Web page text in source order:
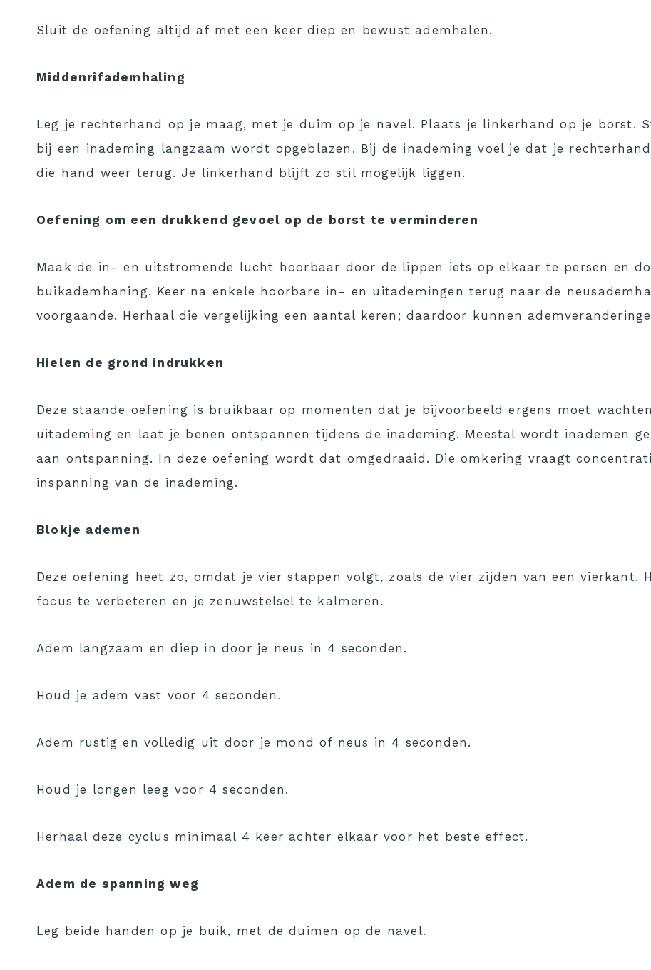
Sluit de oefening altijd af met een keer diep en bewust ademhalen.
Middenrifademhaling
Leg je rechterhand op je maag, met je duim op je navel. Plaats je linkerhand op je borst.
bij een inademing langzaam wordt opgeblazen. Bij de inademing voel je dat je
die hand weer terug. Je linkerhand blijft zo stil mogelijk liggen.
Oefening om een drukkend gevoel op de borst te verminderen
Maak de in- en uitstromende lucht hoorbaar door de lippen iets op elkaar te persen en
buikademhaning. Keer na enkele hoorbare in- en uitademingen terug naar de
voorgaande. Herhaal die vergelijking een aantal keren; daardoor kunnen
Hielen de grond indrukken
Deze staande oefening is bruikbaar op momenten dat je bijvoorbeeld ergens moet
uitademing en laat je benen ontspannen tijdens de inademing. Meestal wordt inademen
aan ontspanning. In deze oefening wordt dat omgedraaid. Die omkering vraagt
inspanning van de inademing.
Blokje ademen
Deze oefening heet zo, omdat je vier stappen volgt, zoals de vier zijden van een vierkant.
focus te verbeteren en je zenuwstelsel te kalmeren.
Adem langzaam en diep in door je neus in 4 seconden.
Houd je adem vast voor 4 seconden.
Adem rustig en volledig uit door je mond of neus in 4 seconden.
Houd je longen leeg voor 4 seconden.
Herhaal deze cyclus minimaal 4 keer achter elkaar voor het beste effect.
Adem de spanning weg
Leg beide handen op je buik, met de duimen op de navel.